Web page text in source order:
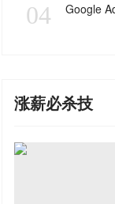
04 Google
涨薪必杀技